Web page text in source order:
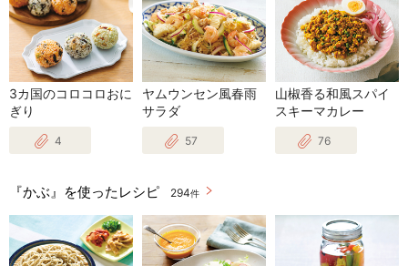
3カ国のコロコロおに
ぎり
4
ヤムウンセン風春雨
サラダ
57
山椒香る和風スパイ
スキーマカレー
76
『かぶ』を使ったレシピ 294件